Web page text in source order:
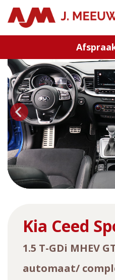
Kia Ceed
1.5 T-GDi MHEV
automaat/